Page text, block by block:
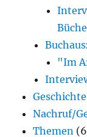
"Im
Geschichte
Nachruf/
Themen